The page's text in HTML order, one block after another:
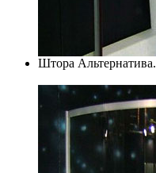
Штора Альтернатива.